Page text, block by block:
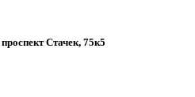
Стачек, 75к5